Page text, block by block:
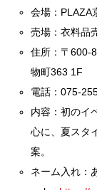
会場：
売場：衣料品
住所：〒600-
物町363 1F
電話：075-
内容：初のイ
心に、夏スタ
案。
ネーム入れ